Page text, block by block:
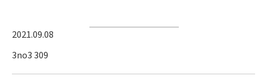
2021.09.08
3no3 309